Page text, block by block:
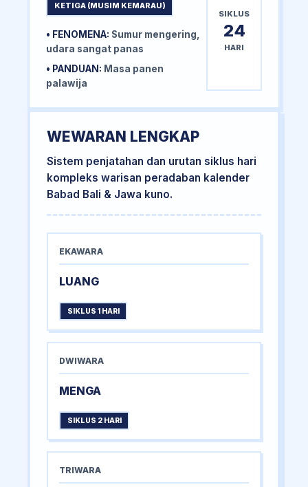
KETIGA (MUSIM KEMARAU)
• FENOMENA: Sumur mengering,
udara sangat panas
• PANDUAN: Masa panen
palawija
SIKLUS
24
HARI
WEWARAN LENGKAP
Sistem penjatahan dan urutan siklus hari
kompleks warisan peradaban kalender
Babad Bali & Jawa kuno.
EKAWARA
LUANG
SIKLUS 1 HARI
DWIWARA
MENGA
SIKLUS 2 HARI
TRIWARA